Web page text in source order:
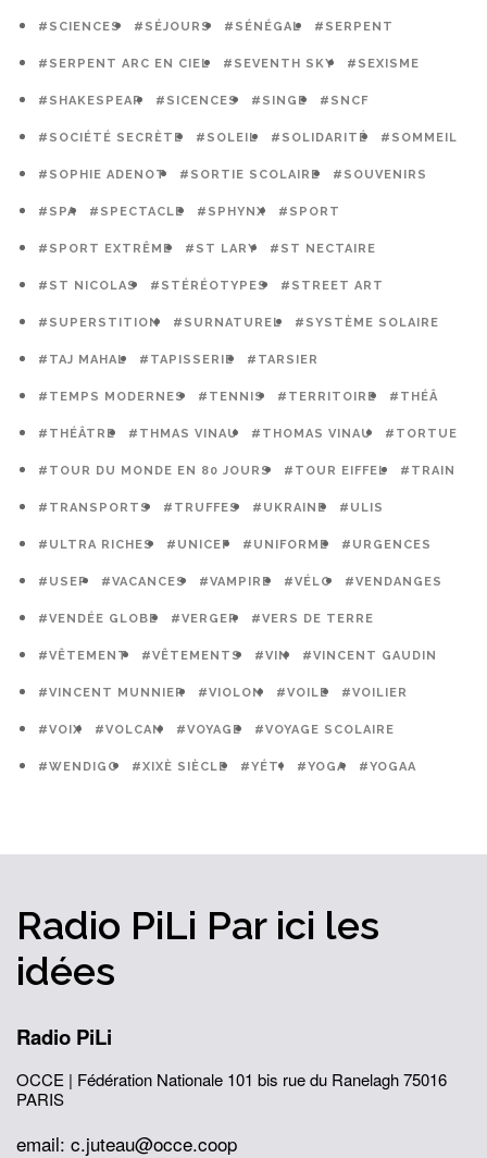
#SCIENCES #SÉJOURS #SÉNÉGAL #SERPENT
#SERPENT ARC EN CIEL #SEVENTH SKY #SEXISME
#SHAKESPEAR #SICENCES #SINGE #SNCF
#SOCIÉTÉ SECRÈTE #SOLEIL #SOLIDARITÉ #SOMMEIL
#SOPHIE ADENOT #SORTIE SCOLAIRE #SOUVENIRS
#SPA #SPECTACLE #SPHYNX #SPORT
#SPORT EXTRÊME #ST LARY #ST NECTAIRE
#ST NICOLAS #STÉRÉOTYPES #STREET ART
#SUPERSTITION #SURNATUREL #SYSTÈME SOLAIRE
#TAJ MAHAL #TAPISSERIE #TARSIER
#TEMPS MODERNES #TENNIS #TERRITOIRE #THÉÂ
#THÉÂTRE #THMAS VINAU #THOMAS VINAU #TORTUE
#TOUR DU MONDE EN 80 JOURS #TOUR EIFFEL #TRAIN
#TRANSPORTS #TRUFFES #UKRAINE #ULIS
#ULTRA RICHES #UNICEF #UNIFORME #URGENCES
#USEP #VACANCES #VAMPIRE #VÉLO #VENDANGES
#VENDÉE GLOBE #VERGER #VERS DE TERRE
#VÊTEMENT #VÊTEMENTS #VIN #VINCENT GAUDIN
#VINCENT MUNNIER #VIOLON #VOILE #VOILIER
#VOIX #VOLCAN #VOYAGE #VOYAGE SCOLAIRE
#WENDIGO #XIXÈ SIÈCLE #YÉTI #YOGA #YOGAA
Radio PiLi Par ici les
idées
Radio PiLi
OCCE | Fédération Nationale 101 bis rue du Ranelagh75016
PARIS
email: c.juteau@occe.coop